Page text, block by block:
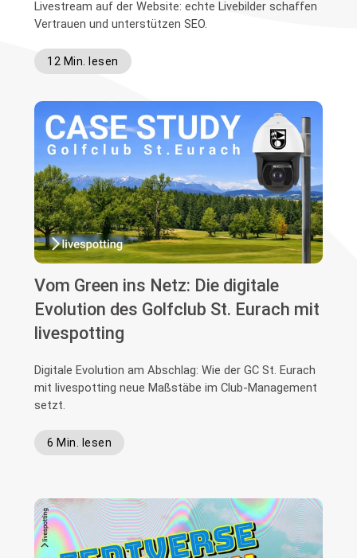
Livestream auf der Website: echte Livebilder schaffen
Vertrauen und unterstützen SEO.
12 Min. lesen
Vom Green ins Netz: Die digitale
Evolution des Golfclub St. Eurach mit
livespotting
Digitale Evolution am Abschlag: Wie der GC St. Eurach
mit livespotting neue Maßstäbe im Club-Management
setzt.
6 Min. lesen